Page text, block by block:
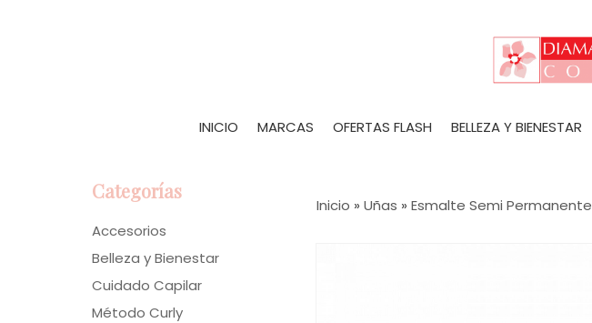
INICIO MARCAS OFERTAS FLASH BELLEZA Y BIENESTAR
Categorías
Accesorios
Belleza y Bienestar
Cuidado Capilar
Método Curly
Inicio » Uñas » Esmalte Semi Permanente